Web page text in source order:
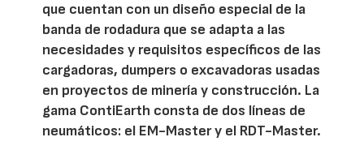
que cuentan con un diseño especial de la
banda de rodadura que se adapta a las
necesidades y requisitos específicos de las
cargadoras, dumpers o excavadoras usadas
en proyectos de minería y construcción. La
gama ContiEarth consta de dos líneas de
neumáticos: el EM-Master y el RDT-Master.